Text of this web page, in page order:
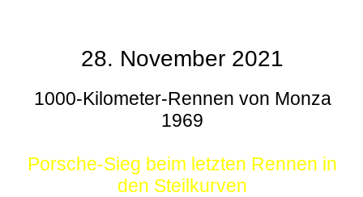
28. November 2021
1000-Kilometer-Rennen von Monza
1969
Porsche-Sieg beim letzten Rennen in
den Steilkurven